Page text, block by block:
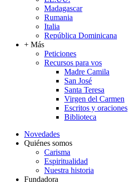
Madagascar
Rumania
Italia
República Dominicana
+ Más
Peticiones
Recursos para vos
Madre Camila
San José
Santa Teresa
Virgen del Carmen
Escritos y oraciones
Biblioteca
Novedades
Quiénes somos
Carisma
Espiritualidad
Nuestra historia
Fundadora